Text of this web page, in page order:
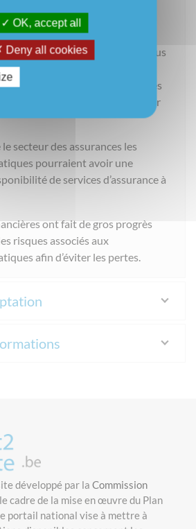
renforçant la résilience et
et services inadaptés).
un des effets spécifiques attendus
est la hausse des
liés au refroidissement des
ou d’autres industries, par
secteur des assurances les
pourraient avoir une
de services d’assurance à
ont fait de gros progrès
risques associés aux
afin d’éviter les pertes.
développé par la Commission
cadre de la mise en œuvre du Plan
portail national vise à mettre à
OK, accept all
Deny all cookies